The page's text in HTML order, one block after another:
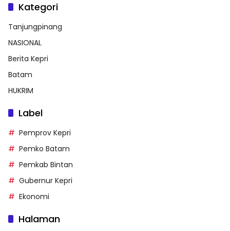
Kategori
Tanjungpinang
NASIONAL
Berita Kepri
Batam
HUKRIM
Label
Pemprov Kepri
Pemko Batam
Pemkab Bintan
Gubernur Kepri
Ekonomi
Halaman